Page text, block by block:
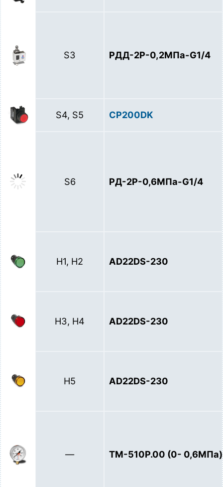
S3 РДД-2Р-0,2МПа-G1/4
S4, S5 CP200DK
S6 РД-2Р-0,6МПа-G1/4
H1, H2 AD22DS-230
H3, H4 AD22DS-230
H5 AD22DS-230
— ТМ-510Р.00 (0- 0,6МПа)